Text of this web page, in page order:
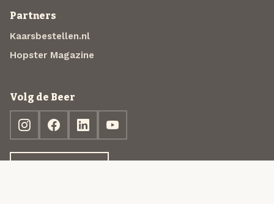
Partners
Kaarsbestellen.nl
Hopster Magazine
Volg de Beer